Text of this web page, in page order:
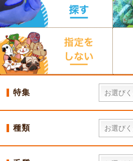
特集
種類